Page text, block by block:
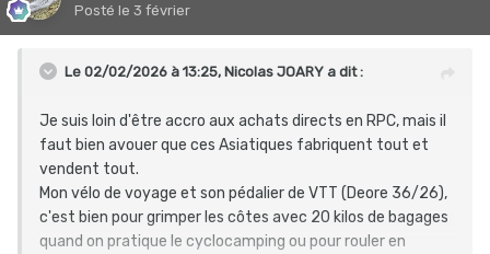
Posté le 3 février
Le 02/02/2026 à 13:25, Nicolas JOARY a dit :
Je suis loin d'être accro aux achats directs en RPC, mais il
faut bien avouer que ces Asiatiques fabriquent tout et
vendent tout.
Mon vélo de voyage et son pédalier de VTT (Deore 36/26),
c'est bien pour grimper les côtes avec 20 kilos de bagages
quand on pratique le cyclocamping ou pour rouler en